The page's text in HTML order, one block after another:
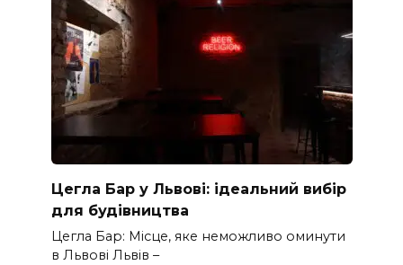
Цегла Бар у Львові: ідеальний вибір
для будівництва
Цегла Бар: Місце, яке неможливо оминути
в Львові Львів –